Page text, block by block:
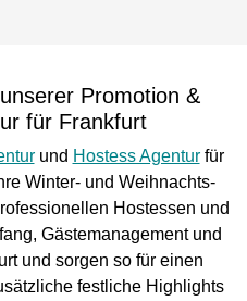
Promotion &
für Frankfurt
und Hostess Agenturfür
Winter- und Weihnachts-
Hostessen und
Gästemanagement und
und sorgen so für einen
festliche Highlights